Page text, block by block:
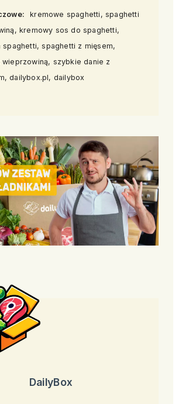
kremowe spaghetti, spaghetti
kremowy sos do spaghetti,
spaghetti, spaghetti z mięsem,
wieprzowiną, szybkie danie z
dailybox.pl, dailybox
DailyBox